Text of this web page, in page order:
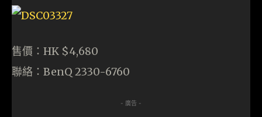
售價：HK $4,680
聯絡：BenQ 2330-6760
- 廣告 -